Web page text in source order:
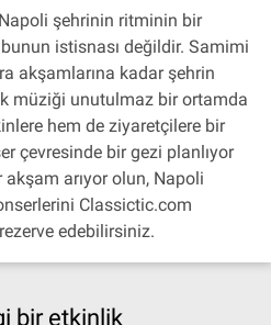
şehrinin ritminin bir
istisnası değildir. Samimi
akşamlarına kadar şehrin
müziği unutulmaz bir ortamda
hem de ziyaretçilere bir
çevresinde bir gezi planlıyor
arıyor olun, Napoli
Classictic.com
edebilirsiniz.
bir etkinlik